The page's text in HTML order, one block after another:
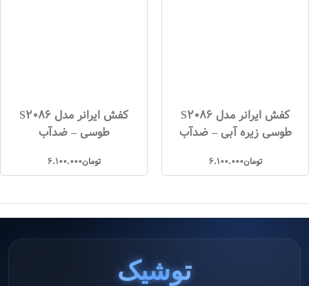
کفش ایرانر مدل S2086
طوسی زیره آبی – ضدآب
تومان6.100.000
کفش ایرانر مدل S2086
طوسی – ضدآب
تومان6.100.000
توشیک